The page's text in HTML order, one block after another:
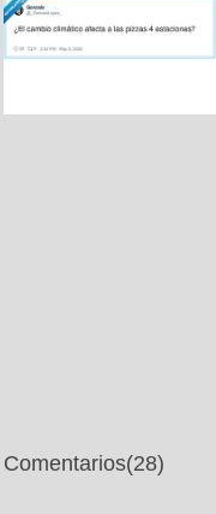
Comentarios(28)